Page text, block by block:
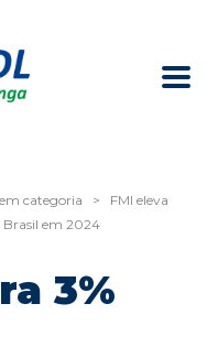
categoria >
FMI eleva
Brasil em 2024
3%